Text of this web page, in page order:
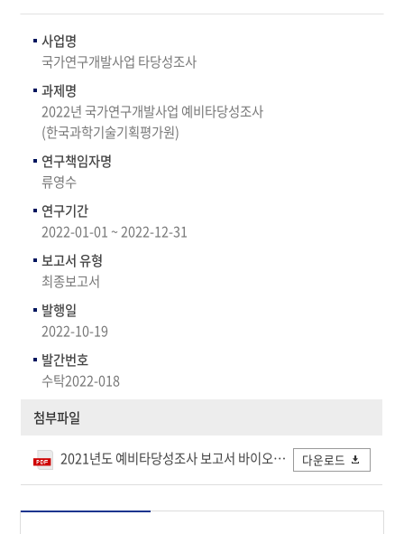
사업명
국가연구개발사업 타당성조사
과제명
2022년 국가연구개발사업 예비타당성조사
(한국과학기술기획평가원)
연구책임자명
류영수
연구기간
2022-01-01 ~ 2022-12-31
보고서 유형
최종보고서
발행일
2022-10-19
발간번호
수탁2022-018
첨부파일
2021년도 예비타당성조사 보고서 바이오파운드리 구축 및 활용기술개발사업.pdf 다운로드